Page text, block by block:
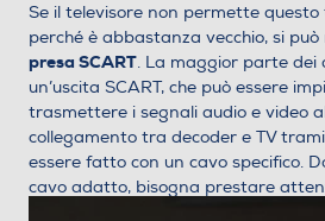
Se il televisore non permette
perché è abbastanza vecchio, si
presa SCART. La maggior parte dei
un’uscita SCART, che può essere
trasmettere i segnali audio e video
collegamento tra decoder e TV
essere fatto con un cavo specifico.
cavo adatto, bisogna prestare